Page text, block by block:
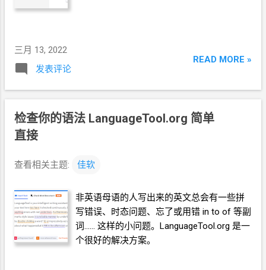
三月 13, 2022
发表评论
READ MORE »
检查你的语法 LanguageTool.org 简单
直接
查看相关主题: 佳软
非英语母语的人写出来的英文总会有一些拼
写错误、时态问题、忘了或用错 in to of 等副
词…… 这样的小问题。LanguageTool.org 是一
个很好的解决方案。